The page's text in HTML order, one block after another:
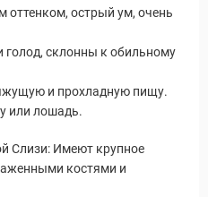
оттенком, острый ум, очень
голод, склонны к обильному
и прохладную пищу.
или лошадь.
Слизи: Имеют крупное
костями и